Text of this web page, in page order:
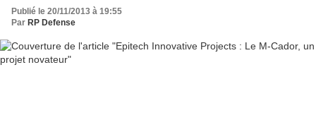
Publié le 20/11/2013 à 19:55
Par RP Defense